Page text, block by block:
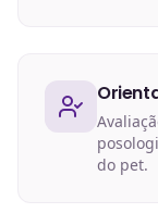
do pet.